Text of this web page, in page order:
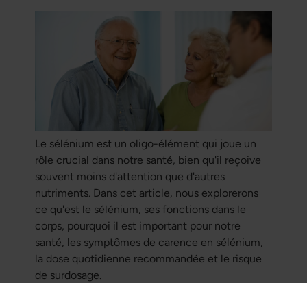
Le sélénium est un oligo-élément qui joue un
rôle crucial dans notre santé, bien qu'il reçoive
souvent moins d'attention que d'autres
nutriments. Dans cet article, nous explorerons
ce qu'est le sélénium, ses fonctions dans le
corps, pourquoi il est important pour notre
santé, les symptômes de carence en sélénium,
la dose quotidienne recommandée et le risque
de surdosage.